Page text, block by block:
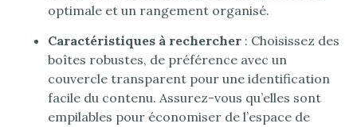
optimale et un rangement organisé.
Caractéristiques à rechercher : Choisissez des
boîtes robustes, de préférence avec un
couvercle transparent pour une identification
facile du contenu. Assurez-vous qu’elles sont
empilables pour économiser de l’espace de